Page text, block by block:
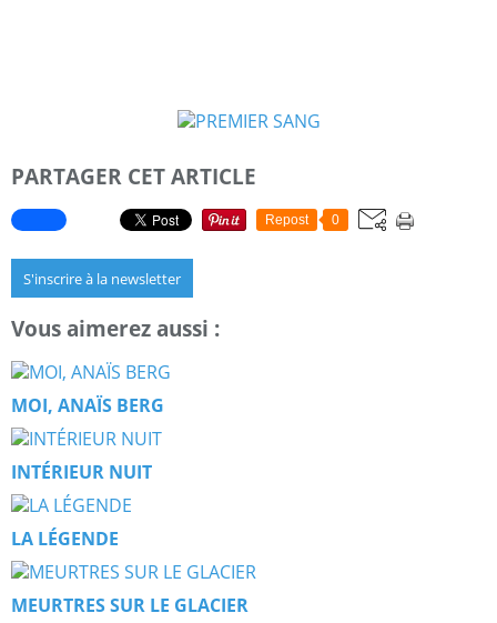
PARTAGER CET ARTICLE
Repost 0
S'inscrire à la newsletter
Vous aimerez aussi :
MOI, ANAÏS BERG
INTÉRIEUR NUIT
LA LÉGENDE
MEURTRES SUR LE GLACIER